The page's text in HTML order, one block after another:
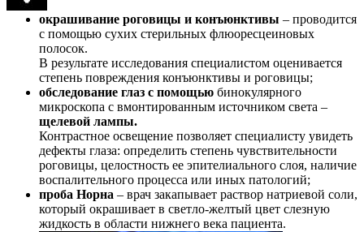
окрашивание роговицы и конъюнктивы – проводится
с помощью сухих стерильных флюоресцеиновых
полосок.
В результате исследования специалистом оценивается
степень повреждения конъюнктивы и роговицы;
обследование глаз с помощью бинокулярного
микроскопа с вмонтированным источником света –
щелевой лампы.
Контрастное освещение позволяет специалисту увидеть
дефекты глаза: определить степень чувствительности
роговицы, целостность ее эпителиального слоя, наличие
воспалительного процесса или иных патологий;
проба Норна – врач закапывает раствор натриевой соли,
который окрашивает в светло-желтый цвет слезную
жидкость в области нижнего века пациента.